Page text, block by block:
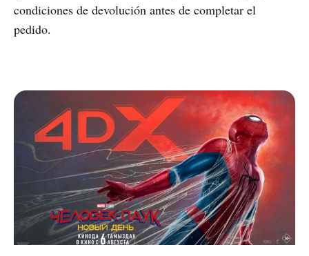
condiciones de devolución antes de completar el
pedido.